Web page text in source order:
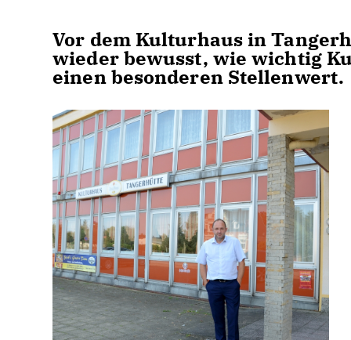
Vor dem Kulturhaus in
wieder bewusst, wie wichtig
einen besonderen Stellenwert.